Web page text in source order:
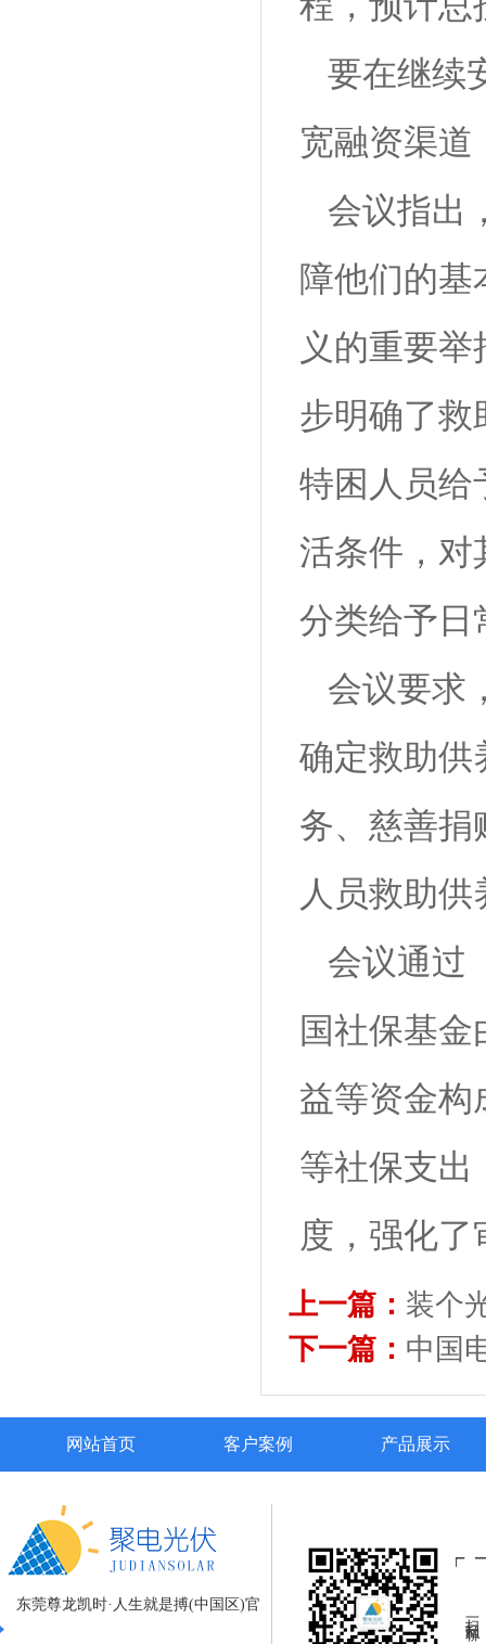
要在继续
宽融
会议指出
障他们的
义的重要举
步明确
特困人员给
活条件，对
分类给予日
会议要求
确定救助供
务、慈善捐
人员救助供
会议通过
国社保基金
益等资金构
等社保支出
度，强化
上一篇： 装个
下一篇： 中国
网站首页 客户案例 产品展示
东莞尊龙凯时·人生就是搏(中国区)官